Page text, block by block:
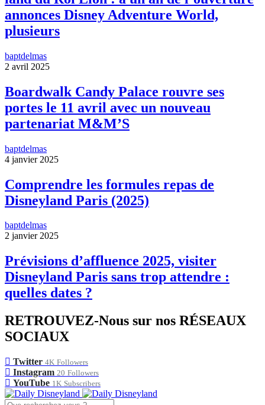
annonces Disney Adventure World,
plusieurs
baptdelmas
2 avril 2025
Boardwalk Candy Palace rouvre ses
portes le 11 avril avec un nouveau
partenariat M&M’S
baptdelmas
4 janvier 2025
Comprendre les formules repas de
Disneyland Paris (2025)
baptdelmas
2 janvier 2025
Prévisions d’affluence 2025, visiter
Disneyland Paris sans trop attendre :
quelles dates ?
RETROUVEZ-Nous sur nos RÉSEAUX
SOCIAUX
Twitter 4K Followers
Instagram 20 Followers
YouTube 1K Subscribers